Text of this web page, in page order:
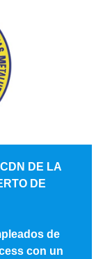
DE LA
DE
de
con un